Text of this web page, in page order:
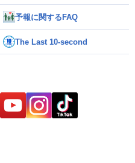
予報に関するFAQ
The Last 10-second